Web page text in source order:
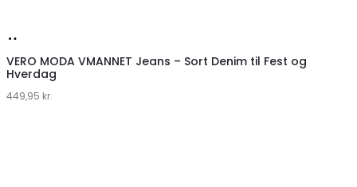
hos
Klædeskabet.dk
VERO MODA VMANNET Jeans – Sort Denim til Fest og
Hverdag
449,95 kr.